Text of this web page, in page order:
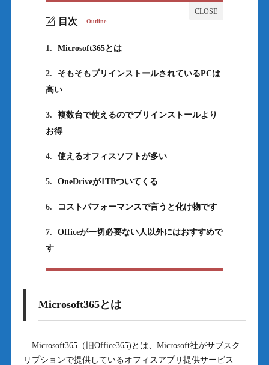
目次 Outline
1. Microsoft365とは
2.
そもそもプリインストールされているPCは
高い
3.
複数台で使えるのでプリインストールより
お得
4. 使えるオフィスソフトが多い
5. OneDriveが1TBついてくる
6. コストパフォーマンスで言うと化け物です
7.
Officeが一切必要ない人以外にはおすすめで
す
Microsoft365とは
Microsoft365（旧Office365)とは、Microsoft社がサブスク
リプションで提供しているオフィスアプリ提供サービス